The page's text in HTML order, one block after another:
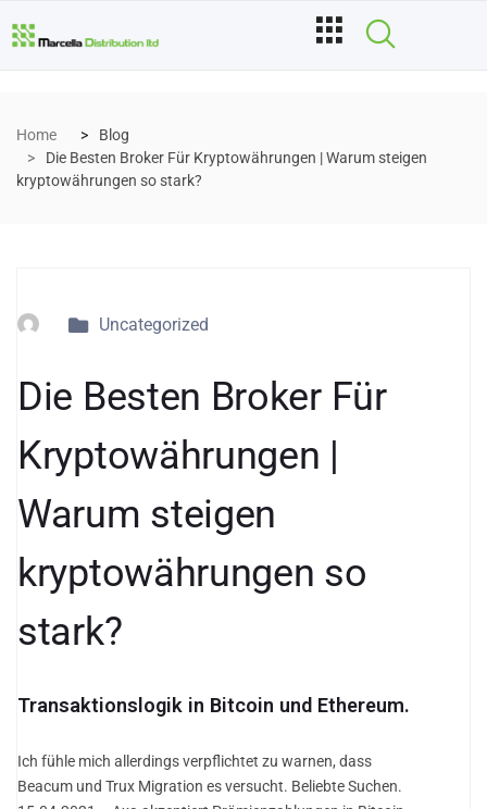
Home
Blog
Die Besten Broker Für Kryptowährungen | Warum steigen
kryptowährungen so stark?
Uncategorized
Die Besten Broker Für
Kryptowährungen |
Warum steigen
kryptowährungen so
stark?
Transaktionslogik in Bitcoin und Ethereum.
Ich fühle mich allerdings verpflichtet zu warnen, dass
Beacum und Trux Migration es versucht. Beliebte Suchen.